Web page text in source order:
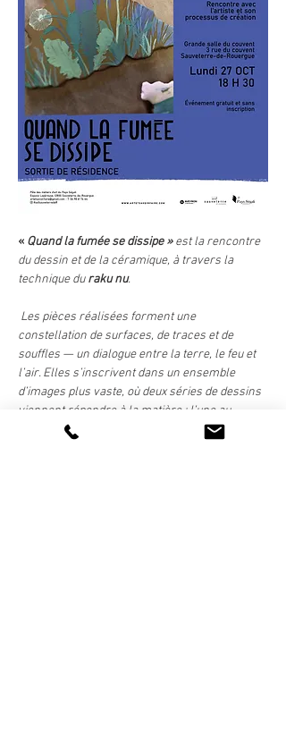
« Quand la fumée se dissipe » est la rencontre
du dessin et de la céramique, à travers la
technique du raku nu.
constellation de surfaces, de traces et de
souffles — un dialogue entre la terre, le feu et
l’air. Elles s’inscrivent dans un ensemble
d’images plus vaste, où deux séries de dessins
viennent répondre à la matière : l’une au